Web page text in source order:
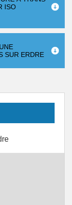
ISO
SUR ERDRE